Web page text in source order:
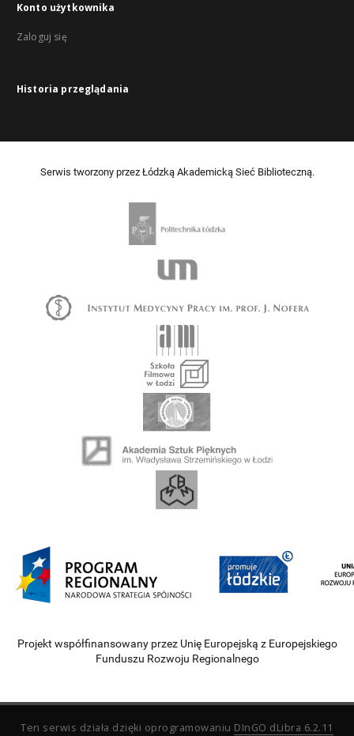
Konto użytkownika
Zaloguj się
Historia przeglądania
Serwis tworzony przez Łódzką Akademicką Sieć Biblioteczną.
Projekt współfinansowany przez Unię Europejską z Europejskiego
Funduszu Rozwoju Regionalnego
Ten serwis działa dzięki oprogramowaniu DInGO dLibra 6.2.11